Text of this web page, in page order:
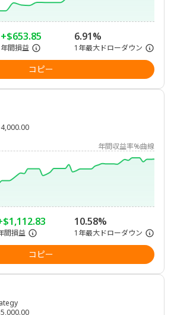
+$653.85
年間損益
6.91%
1年最大ドローダウン
コピー
年間収益率%曲線
間損益
10.58%
1年最大ドローダウン
コピー